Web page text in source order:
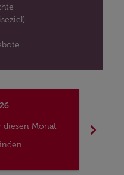
diesen Monat
chevron_right